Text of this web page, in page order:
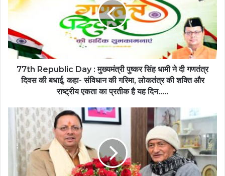
77th Republic Day : मुख्यमंत्री पुष्कर सिंह धामी ने दी गणतंत्र
दिवस की बधाई, कहा- संविधान की गरिमा, लोकतंत्र की शक्ति और
राष्ट्रीय एकता का प्रतीक है यह दिन…..